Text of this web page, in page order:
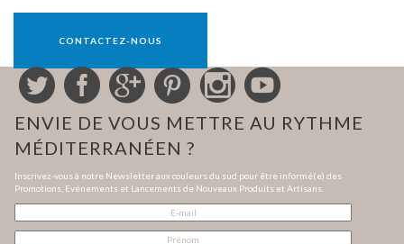
CONTACTEZ-NOUS
ENVIE DE VOUS METTRE AU RYTHME
MÉDITERRANÉEN ?
Inscrivez-vous à notre Newsletter aux couleurs du sud pour être informé(e) des
Promotions, Evénements et Lancements de Nouveaux Produits et Artisans.